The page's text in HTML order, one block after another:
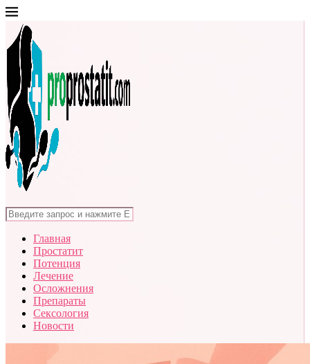
Главная
Простатит
Потенция
Лечение
Осложнения
Препараты
Сексология
Новости